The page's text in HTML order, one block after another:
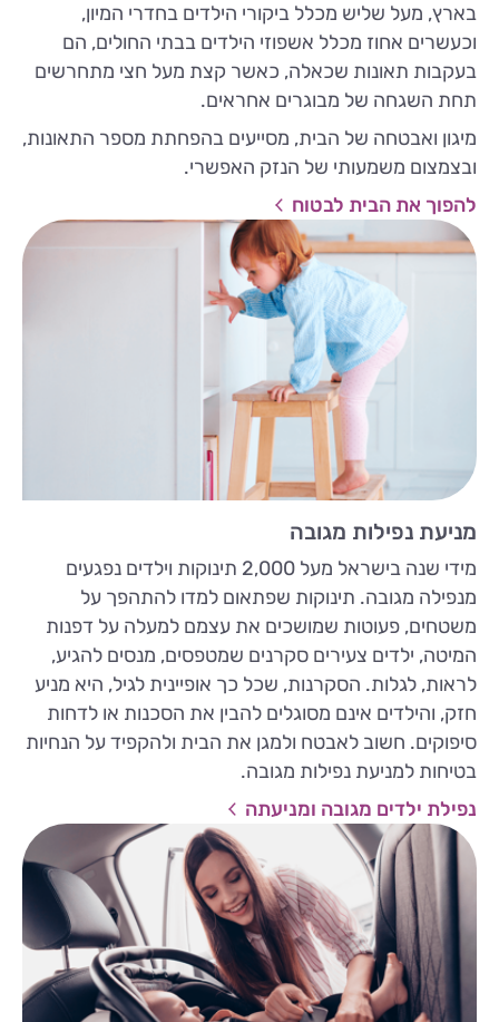
בארץ, מעל שליש מכלל ביקורי הילדים בחדרי המיון,
וכעשרים אחוז מכלל אשפוזי הילדים בבתי החולים, הם
בעקבות תאונות שכאלה, כאשר קצת מעל חצי מתחרשים
תחת השגחה של מבוגרים אחראים.
מיגון ואבטחה של הבית, מסייעים בהפחתת מספר התאונות,
ובצמצום משמעותי של הנזק האפשרי.
להפוך את הבית לבטוח
מניעת נפילות מגובה
מידי שנה בישראל מעל 2,000 תינוקות וילדים נפגעים
מנפילה מגובה. תינוקות שפתאום למדו להתהפך על
משטחים, פעוטות שמושכים את עצמם למעלה על דפנות
המיטה, ילדים צעירים סקרנים שמטפסים, מנסים להגיע,
לראות, לגלות. הסקרנות, שכל כך אופיינית לגיל, היא מניע
חזק, והילדים אינם מסוגלים להבין את הסכנות או לדחות
סיפוקים. חשוב לאבטח ולמגן את הבית ולהקפיד על הנחיות
בטיחות למניעת נפילות מגובה.
נפילת ילדים מגובה ומניעתה